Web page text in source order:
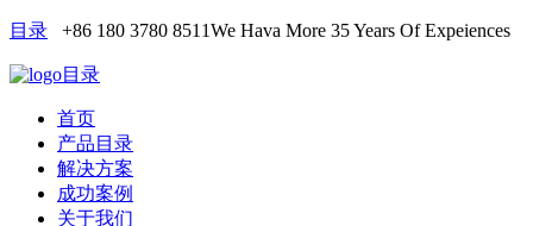
目录 +86 180 3780 8511We Hava More 35 Years Of Expeiences
目录
首页
产品目录
解决方案
成功案例
关于我们